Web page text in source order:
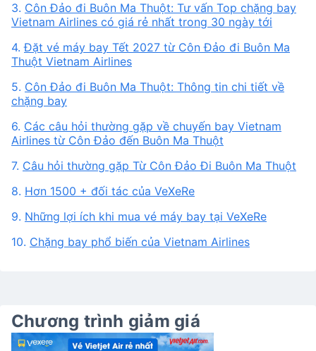
3. Côn Đảo đi Buôn Ma Thuột: Tư vấn Top chặng bay
Vietnam Airlines có giá rẻ nhất trong 30 ngày tới
4.Đặt vé máy bay Tết 2027 từ Côn Đảo đi Buôn Ma
Thuột Vietnam Airlines
5. Côn Đảo đi Buôn Ma Thuột: Thông tin chi tiết về
chặng bay
6. Các câu hỏi thường gặp về chuyến bay Vietnam
Airlines từ Côn Đảo đến Buôn Ma Thuột
7. Câu hỏi thường gặp Từ Côn Đảo Đi Buôn Ma Thuột
8. Hơn 1500 + đối tác của VeXeRe
9. Những lợi ích khi mua vé máy bay tại VeXeRe
10. Chặng bay phổ biến của Vietnam Airlines
Chương trình giảm giá